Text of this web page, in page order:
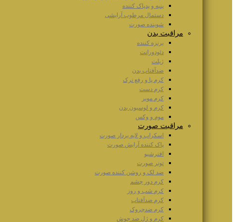
پنبه و پدپاک کننده
دستمال مرطوب آرایشی
شوینده صورت
مراقبت بدن
برنزه کننده
دئودورانت
ژیلت
ضدآفتاب بدن
کرم پا و رفع ترک
کرم دست
کرم موبر
کرم و لوسیون بدن
موم و وکس
مراقبت صورت
اسکراب و لایه بردار صورت
پاک کننده آرایش صورت
افترشیو
تونر صورت
ضد لک و روشن کننده صورت
کرم دور چشم
کرم شب و روز
کرم ضدآفتاب
کرم ضدچروک
کرم و ژل ضد جوش